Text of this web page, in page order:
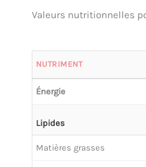
Valeurs nutritionnelles
NUTRIMENT
Énergie
Lipides
Matières grasses